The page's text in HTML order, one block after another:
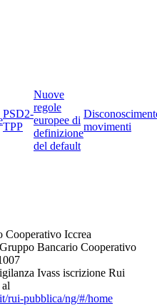
PSD2-
TPP
Nuove
regole
europee di
definizione
del default
movimenti
Cooperativo Iccrea
Bancario Cooperativo
Ivass iscrizione Rui
rui-pubblica/ng/#/home